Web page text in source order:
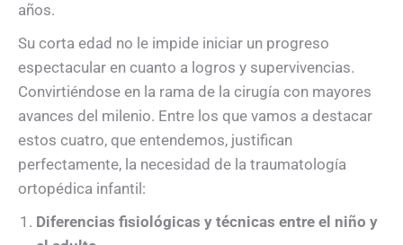
años.
Su corta edad no le impide iniciar un progreso
espectacular en cuanto a logros y supervivencias.
Convirtiéndose en la rama de la cirugía con mayores
avances del milenio. Entre los que vamos a destacar
estos cuatro, que entendemos, justifican
perfectamente, la necesidad de la traumatología
ortopédica infantil:
Diferencias fisiológicas y técnicas entre el niño y